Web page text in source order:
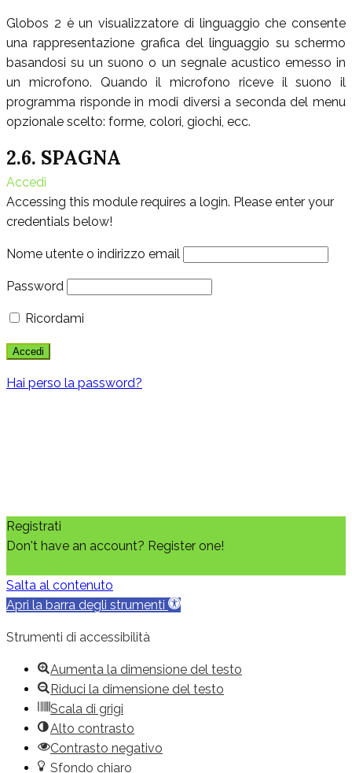
Globos 2 è un visualizzatore di linguaggio che consente
una rappresentazione grafica del linguaggio su schermo
basandosi su un suono o un segnale acustico emesso in
un microfono. Quando il microfono riceve il suono il
programma risponde in modi diversi a seconda del menu
opzionale scelto: forme, colori, giochi, ecc.
2.6. SPAGNA
Accedi
Accessing this module requires a login. Please enter your
credentials below!
Nome utente o indirizzo email
Password
Ricordami
Hai perso la password?
Registrati
Don't have an account? Register one!
Salta al contenuto
Apri la barra degli strumenti
Strumenti di accessibilità
Aumenta la dimensione del testo
Riduci la dimensione del testo
Scala di grigi
Alto contrasto
Contrasto negativo
Sfondo chiaro